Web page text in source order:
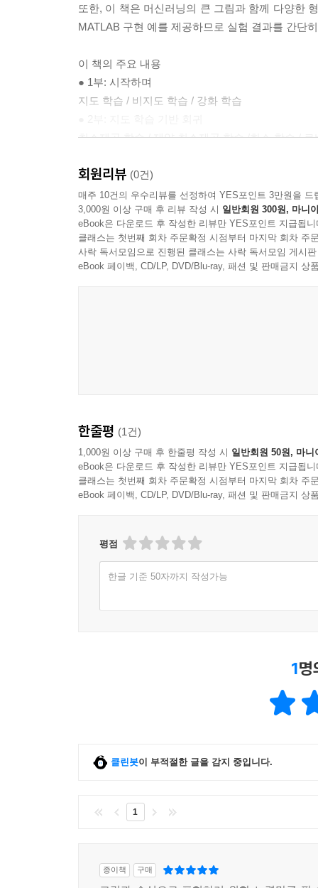
--- p.80
현한다든가, 어떤 문자 뒤에는 어떤 문자가 자주
를 향상시킬 수 있다. 한편, 문자열 안의 모든 문
문에 학습이 어렵다. 그래서 이번 장에서는 문자
또한, 이 책은 머신러닝의 큰 그림과 함께 다양한
MATLAB 구현 예를 제공하므로 실험 결과를 간단
이 책의 주요 내용
● 1부: 시작하며
지도 학습 / 비지도 학습 / 강화 학습
최소제곱 학습 / 제약 최소제곱 학습 /희소 학습 / 로
서포트 벡터 분류기 / 앙상블 분류 / 배깅과 부스팅
● 4부: 비지도 학습
비지도 학습 기법 / 차원 축소 기법 / 클러스터링 기
● 5부: 심화 학습
순차적 학습 기법 / 반지도 학습 기법 / 지도 학습
회원리뷰 (0건)
매주 10건의 우수리뷰를 선정하여 YES포인트 3만원을 드
3,000원 이상 구매 후 리뷰 작성 시 일반회원 300원, 마니
eBook은 다운로드 후 작성한 리뷰만 YES포인트 지급됩니
클래스는 첫번째 회차 주문확정 시점부터 마지막 회차 주
사락 독서모임으로 진행된 클래스는 사락 독서모임 게시
eBook 페이백, CD/LP, DVD/Blu-ray, 패션 및 판매금지 상
한줄평 (1건)
1,000원 이상 구매 후 한줄평 작성 시 일반회원 50원, 마니
eBook은 다운로드 후 작성한 리뷰만 YES포인트 지급됩니
클래스는 첫번째 회차 주문확정 시점부터 마지막 회차 주
eBook 페이백, CD/LP, DVD/Blu-ray, 패션 및 판매금지 상
평점
한글 기준 50자까지 작성가능
1명
클린봇이 부적절한 글을 감지 중입니다.
1
종이책 구매